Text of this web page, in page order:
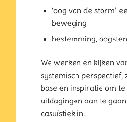
‘oog van de storm’
beweging
bestemming,
We werken en kijken
systemisch perspectief,
base en inspiratie om
uitdagingen aan te
casuïstiek in.